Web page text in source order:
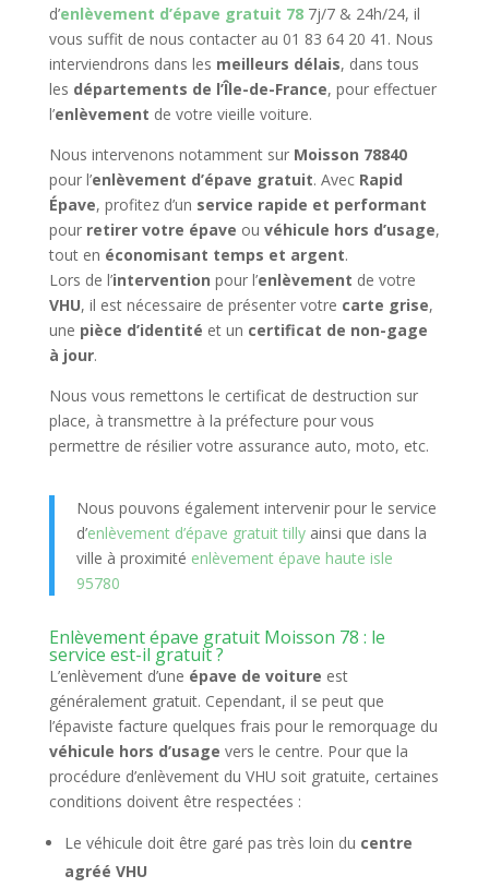
d’enlèvement d’épave gratuit 787j/7 & 24h/24, il
vous suffit de nous contacter au 01 83 64 20 41. Nous
interviendrons dans les meilleurs délais, dans tous
les départements de l’Île-de-France, pour effectuer
l’enlèvement de votre vieille voiture.
Nous intervenons notamment sur Moisson 78840
pour l’enlèvement d’épave gratuit. Avec Rapid
Épave, profitez d’un service rapide et performant
pour retirer votre épave ou véhicule hors d’usage,
tout en économisant temps et argent.
Lors de l’intervention pour l’enlèvement de votre
VHU, il est nécessaire de présenter votre carte grise,
une pièce d’identité et un certificat de non-gage
à jour.
Nous vous remettons le certificat de destruction sur
place, à transmettre à la préfecture pour vous
permettre de résilier votre assurance auto, moto, etc.
Nous pouvons également intervenir pour le service
d’enlèvement d’épave gratuit tillyainsi que dans la
ville à proximité enlèvement épave haute isle
95780
Enlèvement épave gratuit Moisson 78 : le
service est-il gratuit ?
L’enlèvement d’une épave de voiture est
généralement gratuit. Cependant, il se peut que
l’épaviste facture quelques frais pour le remorquage du
véhicule hors d’usage vers le centre. Pour que la
procédure d’enlèvement du VHU soit gratuite, certaines
conditions doivent être respectées :
Le véhicule doit être garé pas très loin du centre
agréé VHU